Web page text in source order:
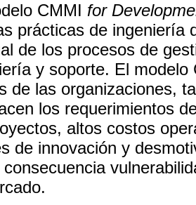
CMMI for
prácticas de ingeniería
de los procesos de
y soporte. El
de las organizaciones,
los requerimientos
altos costos
de innovación y
consecuencia